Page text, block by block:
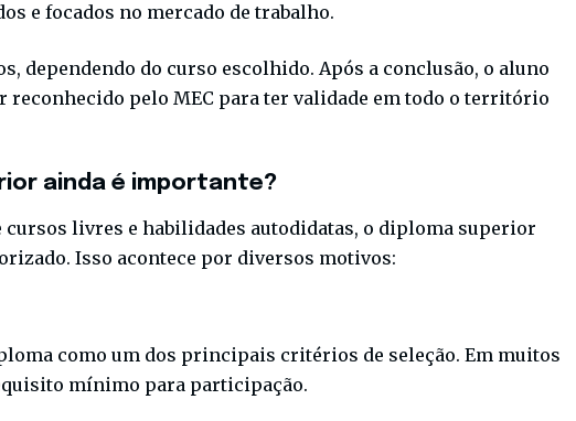
e focados no mercado de trabalho.
dependendo do curso escolhido. Após a conclusão, o aluno
reconhecido pelo MEC para ter validade em todo o território
ainda é importante?
cursos livres e habilidades autodidatas, o diploma superior
Isso acontece por diversos motivos:
como um dos principais critérios de seleção. Em muitos
mínimo para participação.